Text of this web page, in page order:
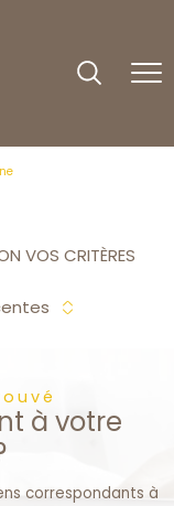
VOS CRITÈRES
à votre
correspondants à